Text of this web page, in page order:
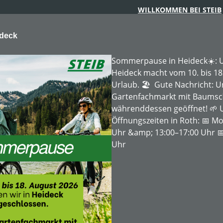
WILLKOMMEN BEI STEIB
FORSTTECHNIK BAUMSCHULE
Sommerpause in Heideck☀️:
Heideck macht vom 10. bis
Urlaub. 🏖️ Gute Nachricht:
Gartenfachmarkt mit
währenddessen geöffnet! 🌱
Öffnungszeiten in Roth: 📅
Uhr &amp; 13:00–17:00 Uhr
Uhr